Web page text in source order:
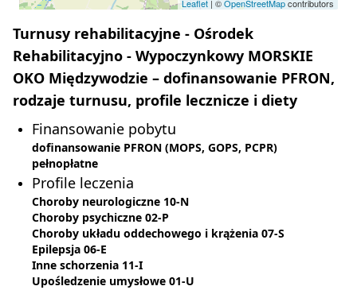
Leaflet | ©OpenStreetMapcontributors
Turnusy rehabilitacyjne - Ośrodek
Rehabilitacyjno - Wypoczynkowy MORSKIE
OKO Międzywodzie – dofinansowanie PFRON,
rodzaje turnusu, profile lecznicze i diety
Finansowanie pobytu
dofinansowanie PFRON (MOPS, GOPS, PCPR)
pełnopłatne
Profile leczenia
Choroby neurologiczne 10-N
Choroby psychiczne 02-P
Choroby układu oddechowego i krążenia 07-S
Epilepsja 06-E
Inne schorzenia 11-I
Upośledzenie umysłowe 01-U